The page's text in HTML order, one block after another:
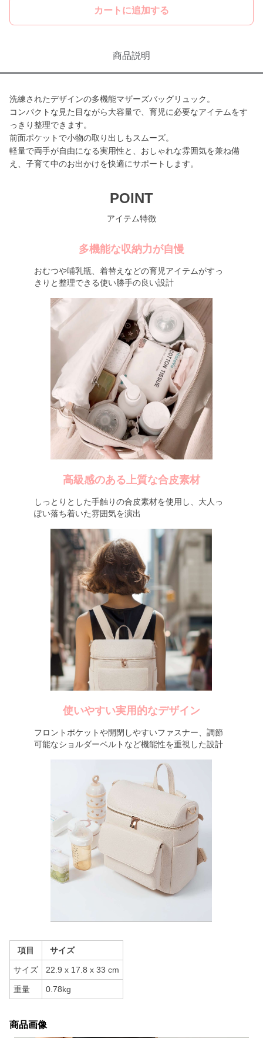
カートに追加する
商品説明
洗練されたデザインの多機能マザーズバッグリュック。
コンパクトな見た目ながら大容量で、育児に必要なアイテムをす
っきり整理できます。
前面ポケットで小物の取り出しもスムーズ。
軽量で両手が自由になる実用性と、おしゃれな雰囲気を兼ね備
え、子育て中のお出かけを快適にサポートします。
POINT
アイテム特徴
多機能な収納力が自慢
おむつや哺乳瓶、着替えなどの育児アイテムがすっ
きりと整理できる使い勝手の良い設計
高級感のある上質な合皮素材
しっとりとした手触りの合皮素材を使用し、大人っ
ぽい落ち着いた雰囲気を演出
使いやすい実用的なデザイン
フロントポケットや開閉しやすいファスナー、調節
可能なショルダーベルトなど機能性を重視した設計
項目 サイズ
サイズ 22.9 x 17.8 x 33 cm
重量 0.78kg
商品画像